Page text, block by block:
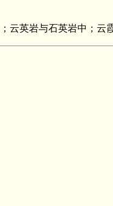
英岩与石英岩中；云